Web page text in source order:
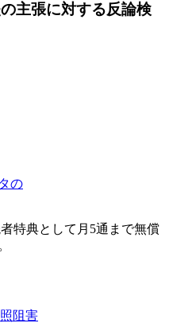
主張に対する反論検
の
者特典として月5通まで無償
阻害